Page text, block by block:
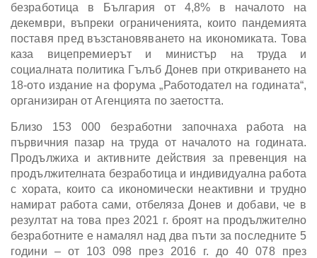
безработица в България от 4,8% в началото на
декември, въпреки ограниченията, които пандемията
поставя пред възстановяването на икономиката. Това
каза вицепремиерът и министър на труда и
социалната политика Гълъб Донев при откриването на
18-ото издание на форума „Работодател на годината“,
организиран от Агенцията по заетостта.
Близо 153 000 безработни започнаха работа на
първичния пазар на труда от началото на годината.
Продължиха и активните действия за превенция на
продължителната безработица и индивидуална работа
с хората, които са икономически неактивни и трудно
намират работа сами, отбеляза Донев и добави, че в
резултат на това през 2021 г. броят на продължително
безработните е намалял над два пъти за последните 5
години – от 103 098 през 2016 г. до 40 078 през